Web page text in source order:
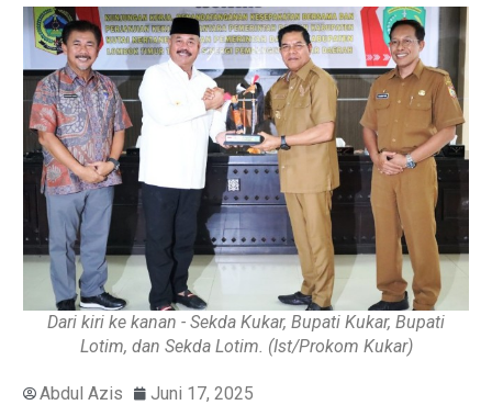
Dari kiri ke kanan - Sekda Kukar, Bupati Kukar, Bupati
Lotim, dan Sekda Lotim. (Ist/Prokom Kukar)
Abdul Azis Juni 17, 2025